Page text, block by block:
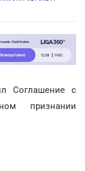
Соглашение с
признании